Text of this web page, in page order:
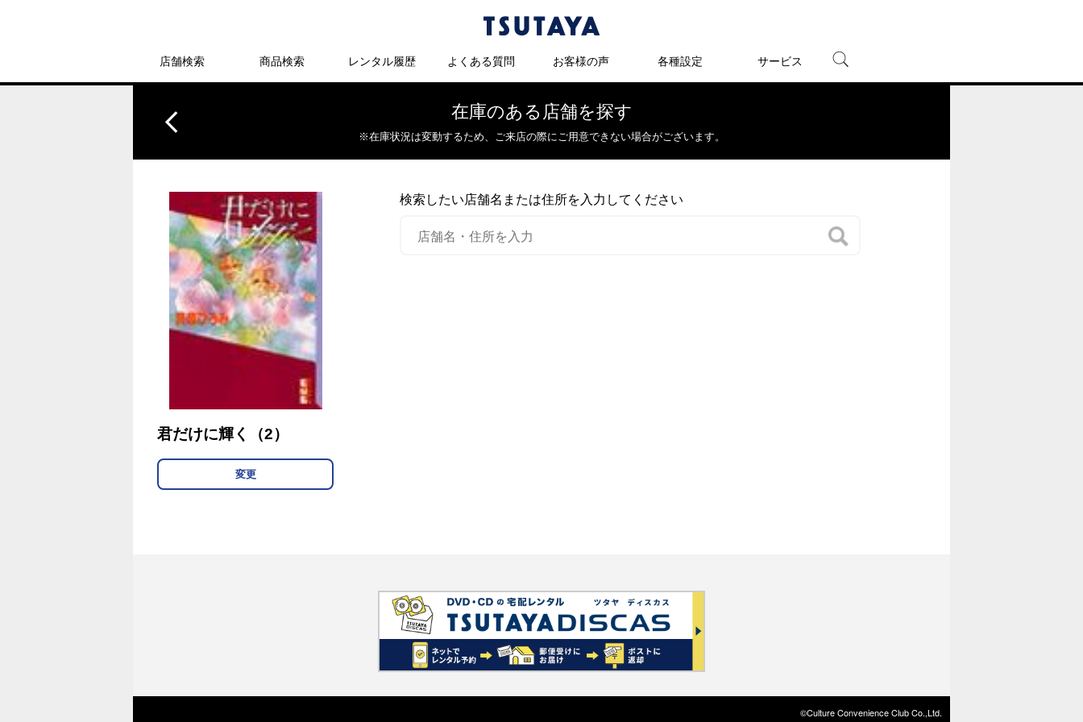
店舗検索 商品検索 レンタル履歴 よくある質問 お客様の声 各種設定 サービス
在庫のある店舗を探す
※在庫状況は変動するため、 ご来店の際にご用意できない場合がございます。
君だけに輝く（2）
変更
検索したい店舗名または住所を入力してください
©Culture Convenience Club Co.,Ltd.